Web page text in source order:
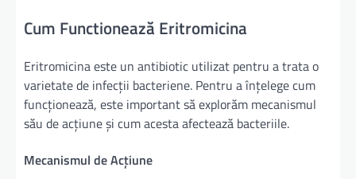
Cum Functionează Eritromicina
Eritromicina este un antibiotic utilizat pentru a trata o
varietate de infecții bacteriene. Pentru a înțelege cum
funcționează, este important să explorăm mecanismul
său de acțiune și cum acesta afectează bacteriile.
Mecanismul de Acțiune